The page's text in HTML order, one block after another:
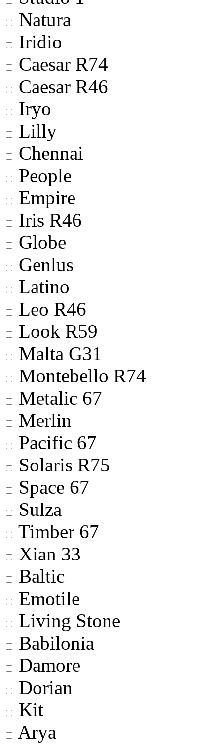
Natura
Iridio
Сaesar R74
Сaesar R46
Iryo
Lilly
Chennai
People
Empire
Iris R46
Globe
Genlus
Latino
Leo R46
Look R59
Malta G31
Montebello R74
Metalic 67
Merlin
Pacific 67
Solaris R75
Space 67
Sulza
Timber 67
Xian 33
Baltic
Emotile
Living Stone
Babilonia
Damore
Dorian
Kit
Arya